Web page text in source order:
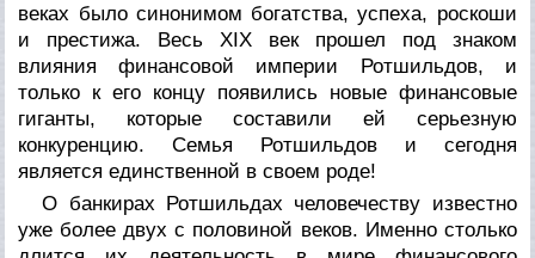
веках было синонимом богатства, успеха, роскоши
и престижа. Весь XIX век прошел под знаком
влияния финансовой империи Ротшильдов, и
только к его концу появились новые финансовые
гиганты, которые составили ей серьезную
конкуренцию. Семья Ротшильдов и сегодня
является единственной в своем роде!
О банкирах Ротшильдах человечеству известно
уже более двух с половиной веков. Именно столько